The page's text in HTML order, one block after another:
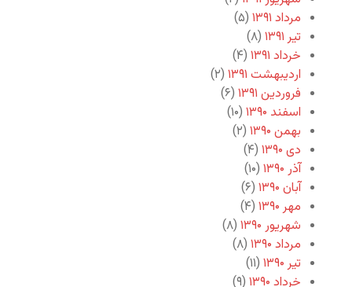
مرداد ۱۳۹۱
(۵)
تیر ۱۳۹۱
(۸)
خرداد ۱۳۹۱
(۴)
اردیبهشت ۱۳۹۱
(۲)
فروردین ۱۳۹۱
(۶)
اسفند ۱۳۹۰
(۱۰)
بهمن ۱۳۹۰
(۲)
دی ۱۳۹۰
(۴)
آذر ۱۳۹۰
(۱۰)
آبان ۱۳۹۰
(۶)
مهر ۱۳۹۰
(۴)
شهریور ۱۳۹۰
(۸)
مرداد ۱۳۹۰
(۸)
تیر ۱۳۹۰
(۱۱)
خرداد ۱۳۹۰
(۹)